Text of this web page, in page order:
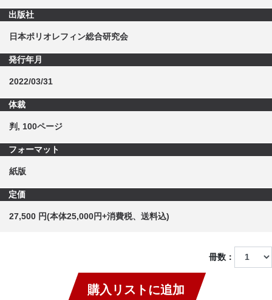
出版社
日本ポリオレフィン総合研究会
発行年月
2022/03/31
体裁
判, 100ページ
フォーマット
紙版
定価
27,500 円(本体25,000円+消費税、送料込)
冊数：
購入リストに追加